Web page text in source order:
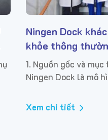
Ningen Dock
khỏe thông
1. Nguồn gốc và
Ningen Dock là mô
hiện lần đầu từ năm
gia Tokyo. Mô...
Xem chi tiết